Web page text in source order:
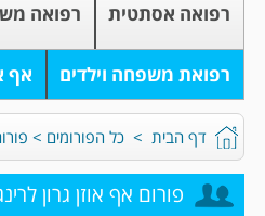
רפואה אסתטית רפואה
רפואת משפחה וילדים אף
דף הבית > כל הפורומים >
פורום אף אוזן גרון